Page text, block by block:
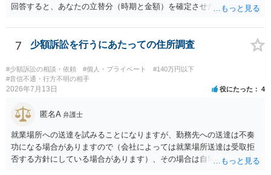
ん。当該チケットがチケット転売防止法に規定する特定興行入場券に
法的には「当事者の合理的意思」がどこにあるのかを追求した解決が
ても回答は異なるかもしれません。
回答すると、あなたの立替分（時期と金額）を確定させた上で、淡々
と、もし異議申立てがなされる可能性が高そうであれば時間の浪費
（通常訴訟へ移行する日数分空転する）になりますし、支払督促及び
その異議後の通常訴訟は相手方の住所地が管轄裁判所になるため（特
に相手方が遠方である場合は）対応が面倒な場合があるからです。相
手方の主張については、和解で減額を考慮すればよいと思います。 な
お、残念ながら、「連絡も返ってこず、返済の目処も立たずで精神的
せん。
7 少額訴訟を行うにあたっての住所調査
#少額訴訟の相談・依頼 #個人・プライベート
#140万円以下
#音信不通・行方不明の相手
2026年7月13日 役にたった 4
匿名A 弁護士
就業場所への送達を試みることになりますが、勤務先への送達は不奏
功になる場合がありますので（会社によっては就業場所送達は受取拒
否する方針にしている場合があります）、その場合は自宅の住所調査